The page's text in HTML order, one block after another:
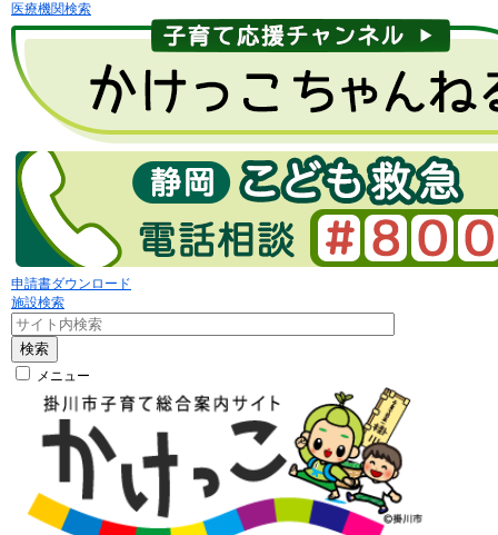
医療機関検索
申請書ダウンロード
施設検索
検索
メニュー